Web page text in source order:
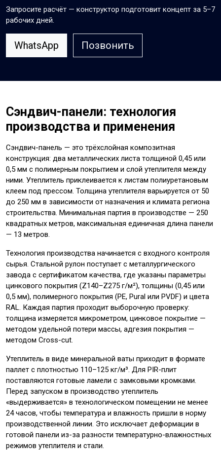
Запросите расчёт — конструктор подготовит концепт за 5–7
рабочих дней.
WhatsApp Позвонить
Сэндвич-панели: технология
производства и применения
Сэндвич-панель — это трёхслойная композитная
конструкция: два металлических листа толщиной 0,45 или
0,5 мм с полимерным покрытием и слой утеплителя между
ними. Утеплитель приклеивается к листам полиуретановым
клеем под прессом. Толщина утеплителя варьируется от 50
до 250 мм в зависимости от назначения и климата региона
строительства. Минимальная партия в производстве — 250
квадратных метров, максимальная единичная длина панели
— 13 метров.
Технология производства начинается с входного контроля
сырья. Стальной рулон поступает с металлургического
завода с сертификатом качества, где указаны параметры
цинкового покрытия (Z140–Z275 г/м²), толщины (0,45 или
0,5 мм), полимерного покрытия (PE, Pural или PVDF) и цвета
RAL. Каждая партия проходит выборочную проверку:
толщина измеряется микрометром, цинковое покрытие —
методом удельной потери массы, адгезия покрытия —
методом Cross-cut.
Утеплитель в виде минеральной ваты приходит в формате
паллет с плотностью 110–125 кг/м³. Для PIR-плит
поставляются готовые ламели с замковыми кромками.
Перед запуском в производство утеплитель
«выдерживается» в технологическом помещении не менее
24 часов, чтобы температура и влажность пришли в норму
производственной линии. Это исключает деформации в
готовой панели из-за разности температурно-влажностных
режимов утеплителя и стали.